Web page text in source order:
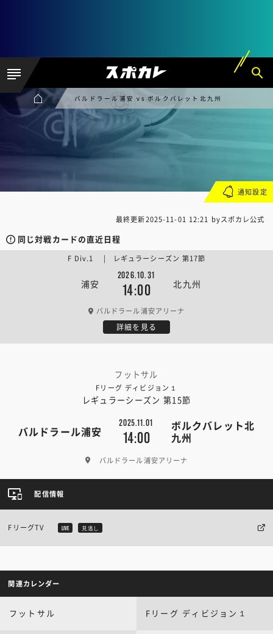
バルドラール浦安 vs ボルクバレット北九州
最終更新2025-11-01 12:21 byスポカレ公式
同じ対戦カードの直近日程
浦安
2026.10.31
14:00 北九州
F Div.1 | レギュラーシーズン 第17節
バルドラール浦安アリーナ
詳細を見る
フットサル
Fリーグ ディビジョン１
レギュラーシーズン 第15節
バルドラール浦安
2025.11.01
14:00
ボルクバレット北
九州
バルドラール浦安アリーナ
通知設定
配信情報
FリーグTV LIVE 見逃し
関連カレンダー
フットサル Fリーグ ディビジョン１